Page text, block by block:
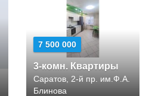
7 500 000
3-комн. Квартиры
Саратов, 2-й пр. им.Ф.А.
Блинова